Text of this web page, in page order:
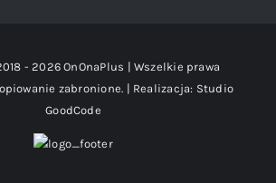
-2026 OnOnaPlus | Wszelkie prawa
zabronione. | Realizacja: Studio
GoodCode